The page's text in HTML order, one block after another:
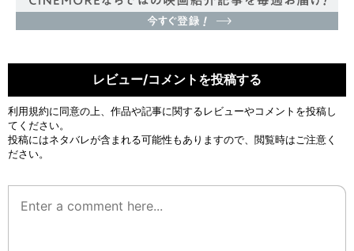
レビュー/コメントを投稿する
利用規約に同意の上、作品や記事に関するレビューやコメントを投稿し
てください。
投稿にはネタバレが含まれる可能性もありますので、閲覧時はご注意く
ださい。